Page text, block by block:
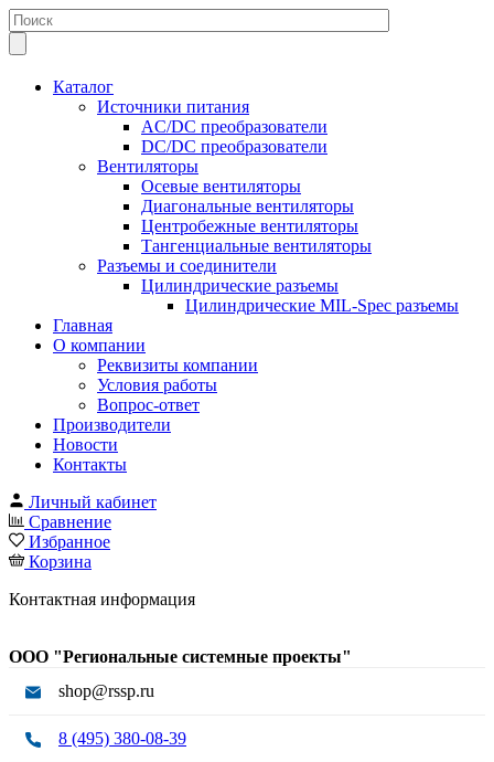
Каталог
Источники питания
AC/DC преобразователи
DC/DC преобразователи
Вентиляторы
Осевые вентиляторы
Диагональные вентиляторы
Центробежные вентиляторы
Тангенциальные вентиляторы
Разъемы и соединители
Цилиндрические разъемы
Цилиндрические MIL-Spec разъемы
Главная
О компании
Реквизиты компании
Условия работы
Вопрос-ответ
Производители
Новости
Контакты
Личный кабинет
Сравнение
Избранное
Корзина
Контактная информация
ООО "Региональные системные проекты"
shop@rssp.ru
8 (495) 380-08-39